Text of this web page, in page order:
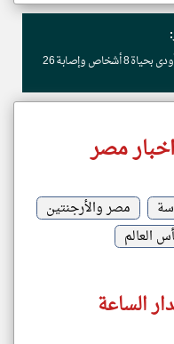
مصادر طبية يمنية: قصف الحوثيين على المخا أودى بحياة 8 أشخاص وإصابة 26
مصر
مصر والأرجنتين
العالم
الساعة